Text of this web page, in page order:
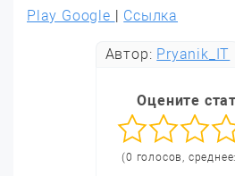
Play Google | Ссылка
Автор: Pryanik_IT
Оцените
(0 голосов,